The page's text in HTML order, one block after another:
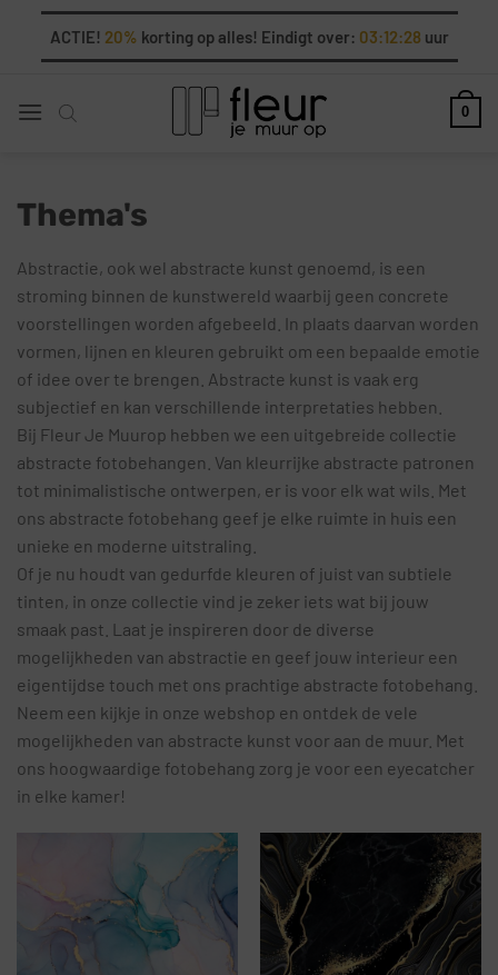
inhoud
ACTIE! 20% korting op alles! Eindigt over: 03:12:26 uur
0
Thema's
Abstractie, ook wel abstracte kunst genoemd, is een
stroming binnen de kunstwereld waarbij geen concrete
voorstellingen worden afgebeeld. In plaats daarvan worden
vormen, lijnen en kleuren gebruikt om een bepaalde emotie
of idee over te brengen. Abstracte kunst is vaak erg
subjectief en kan verschillende interpretaties hebben.
Bij Fleur Je Muurop hebben we een uitgebreide collectie
abstracte fotobehangen. Van kleurrijke abstracte patronen
tot minimalistische ontwerpen, er is voor elk wat wils. Met
ons abstracte fotobehang geef je elke ruimte in huis een
unieke en moderne uitstraling.
Of je nu houdt van gedurfde kleuren of juist van subtiele
tinten, in onze collectie vind je zeker iets wat bij jouw
smaak past. Laat je inspireren door de diverse
mogelijkheden van abstractie en geef jouw interieur een
eigentijdse touch met ons prachtige abstracte fotobehang.
Neem een kijkje in onze webshop en ontdek de vele
mogelijkheden van abstracte kunst voor aan de muur. Met
ons hoogwaardige fotobehang zorg je voor een eyecatcher
in elke kamer!